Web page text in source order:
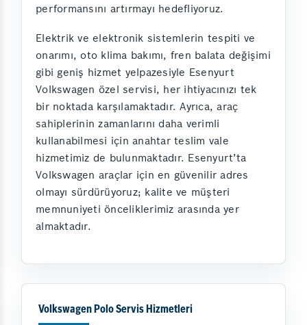
performansını artırmayı hedefliyoruz.
Elektrik ve elektronik sistemlerin tespiti ve
onarımı, oto klima bakımı, fren balata değişimi
gibi geniş hizmet yelpazesiyle Esenyurt
Volkswagen özel servisi, her ihtiyacınızı tek
bir noktada karşılamaktadır. Ayrıca, araç
sahiplerinin zamanlarını daha verimli
kullanabilmesi için anahtar teslim vale
hizmetimiz de bulunmaktadır. Esenyurt’ta
Volkswagen araçlar için en güvenilir adres
olmayı sürdürüyoruz; kalite ve müşteri
memnuniyeti önceliklerimiz arasında yer
almaktadır.
Volkswagen Polo Servis Hizmetleri